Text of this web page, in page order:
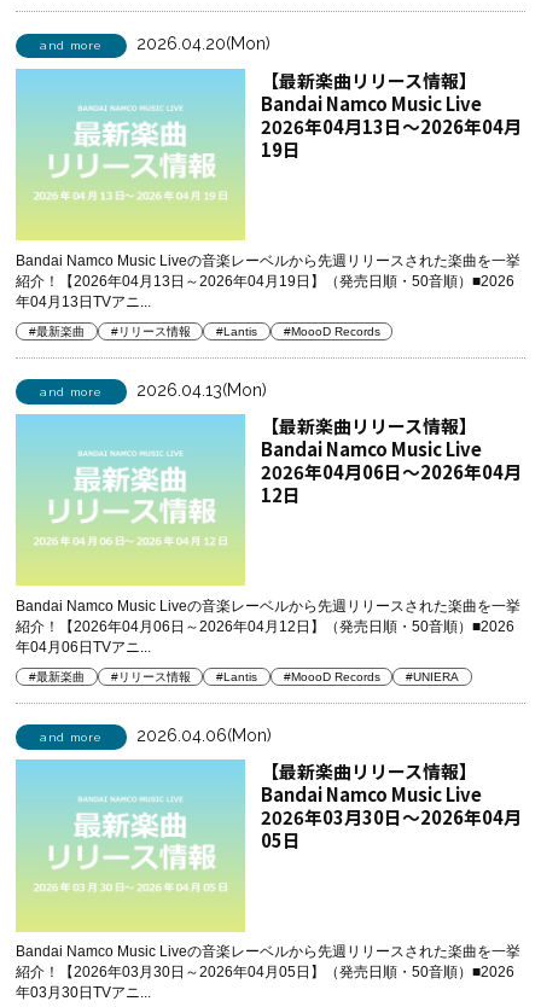
and more 2026.04.20(Mon)
【最新楽曲リリース情報】
Bandai Namco Music Live
2026年04月13日～2026年04月
19日
Bandai Namco Music Liveの音楽レーベルから先週リリースされた楽曲を一挙
紹介！【2026年04月13日～2026年04月19日】（発売日順・50音順）■2026
年04月13日TVアニ...
#最新楽曲 #リリース情報 #Lantis #MoooD Records
and more 2026.04.13(Mon)
【最新楽曲リリース情報】
Bandai Namco Music Live
2026年04月06日～2026年04月
12日
Bandai Namco Music Liveの音楽レーベルから先週リリースされた楽曲を一挙
紹介！【2026年04月06日～2026年04月12日】（発売日順・50音順）■2026
年04月06日TVアニ...
#最新楽曲 #リリース情報 #Lantis #MoooD Records #UNIERA
and more 2026.04.06(Mon)
【最新楽曲リリース情報】
Bandai Namco Music Live
2026年03月30日～2026年04月
05日
Bandai Namco Music Liveの音楽レーベルから先週リリースされた楽曲を一挙
紹介！【2026年03月30日～2026年04月05日】（発売日順・50音順）■2026
年03月30日TVアニ...